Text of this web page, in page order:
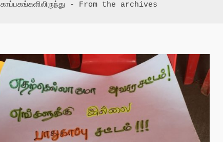
காப்பகங்களிலிருந்து - From the archives